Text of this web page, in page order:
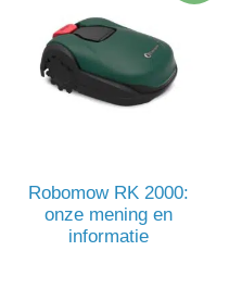
Robomow RK 2000:
onze mening en
informatie